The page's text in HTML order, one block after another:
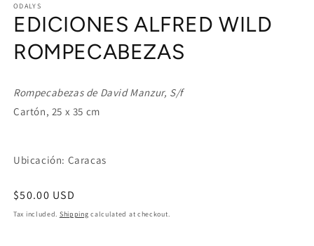
ODALYS
EDICIONES ALFRED WILD
ROMPECABEZAS
Rompecabezas de David Manzur, S/f
Cartón, 25 x 35 cm
Ubicación: Caracas
Regular
price
$50.00 USD
Tax included. Shipping calculated at checkout.